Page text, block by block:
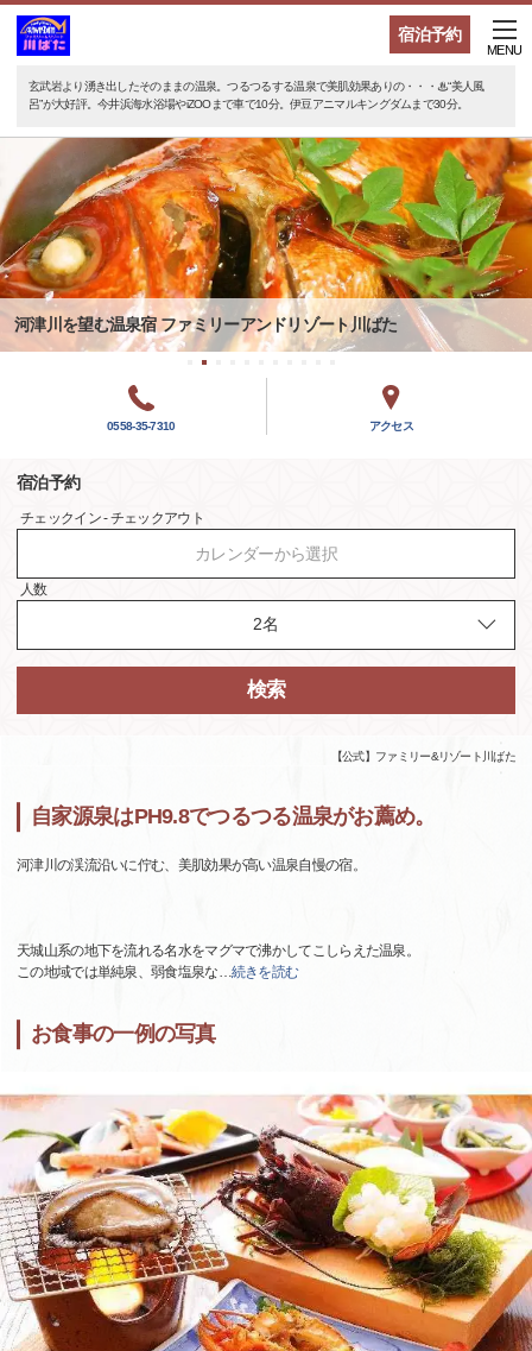
宿泊予約
MENU
玄武岩より湧き出したそのままの温泉。つるつるする温泉で美肌効果ありの・・・♨“美人風
呂”が大好評。今井浜海水浴場やiZOOまで車で10分。伊豆アニマルキングダムまで30分。
河津川を望む温泉宿 ファミリーアンドリゾート川ばた
0558-35-7310 アクセス
宿泊予約
チェックイン - チェックアウト
カレンダーから選択
人数
検索
【公式】ファミリー&リゾート川ばた
自家源泉はPH9.8でつるつる温泉がお薦め。
河津川の渓流沿いに佇む、美肌効果が高い温泉自慢の宿。
天城山系の地下を流れる名水をマグマで沸かしてこしらえた温泉。
この地域では単純泉、弱食塩泉な…続きを読む
お食事の一例の写真